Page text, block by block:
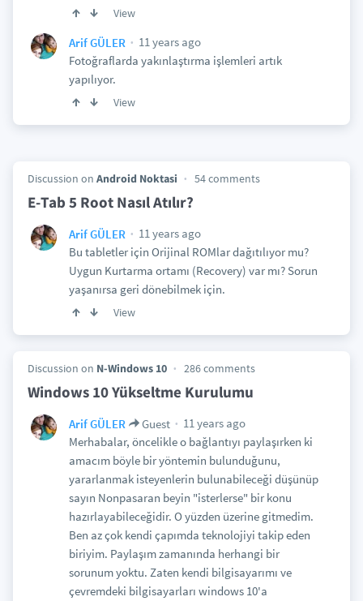
View
Arif GÜLER
11 years ago
Fotoğraflarda yakınlaştırma işlemleri artık
yapılıyor.
View
Discussion on Android Noktasi 54 comments
E-Tab 5 Root Nasıl Atılır?
Arif GÜLER
11 years ago
Bu tabletler için Orijinal ROMlar dağıtılıyor mu?
Uygun Kurtarma ortamı (Recovery) var mı? Sorun
yaşanırsa geri dönebilmek için.
View
Discussion on N-Windows 10 286 comments
Windows 10 Yükseltme Kurulumu
Arif GÜLER Guest
11 years ago
Merhabalar, öncelikle o bağlantıyı paylaşırken ki
amacım böyle bir yöntemin bulunduğunu,
yararlanmak isteyenlerin bulunabileceği düşünüp
sayın Nonpasaran beyin "isterlerse" bir konu
hazırlayabileceğidir. O yüzden üzerine gitmedim.
Ben az çok kendi çapımda teknolojiyi takip eden
biriyim. Paylaşım zamanında herhangi bir
sorunum yoktu. Zaten kendi bilgisayarımı ve
çevremdeki bilgisayarları windows 10'a